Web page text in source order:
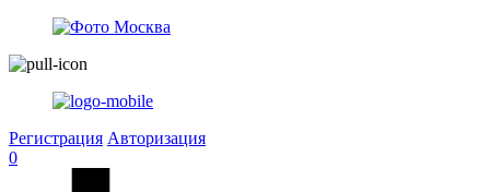
Регистрация Авторизация
0